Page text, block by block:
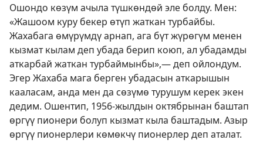
Ошондо көзүм ачыла түшкөндөй эле болду. Мен:
«Жашоом куру бекер өтүп жаткан турбайбы.
Жахабага өмүрүмдү арнап, ага бүт жүрөгүм менен
кызмат кылам деп убада берип коюп, ал убадамды
аткарбай жаткан турбаймынбы»,— деп ойлондум.
Эгер Жахаба мага берген убадасын аткарышын
кааласам, анда мен да сөзүмө турушум керек экен
дедим. Ошентип, 1956-жылдын октябрынан баштап
өргүү пионери болуп кызмат кыла баштадым. Азыр
өргүү пионерлери көмөкчү пионерлер деп аталат.